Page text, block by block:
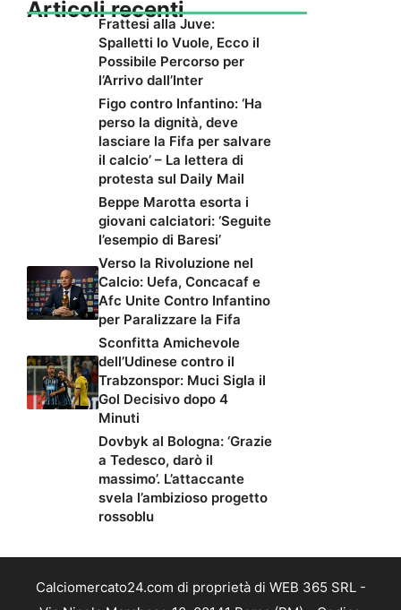
Articoli recenti
Frattesi alla Juve:
Spalletti lo Vuole, Ecco il
Possibile Percorso per
l’Arrivo dall’Inter
Figo contro Infantino: ‘Ha
perso la dignità, deve
lasciare la Fifa per salvare
il calcio’ – La lettera di
protesta sul Daily Mail
Beppe Marotta esorta i
giovani calciatori: ‘Seguite
l’esempio di Baresi’
Verso la Rivoluzione nel
Calcio: Uefa, Concacaf e
Afc Unite Contro Infantino
per Paralizzare la Fifa
Sconfitta Amichevole
dell’Udinese contro il
Trabzonspor: Muci Sigla il
Gol Decisivo dopo 4
Minuti
Dovbyk al Bologna: ‘Grazie
a Tedesco, darò il
massimo’. L’attaccante
svela l’ambizioso progetto
rossoblu
Calciomercato24.com di proprietà di WEB 365 SRL -